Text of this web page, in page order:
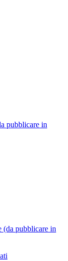
pubblicare in
(da pubblicare in